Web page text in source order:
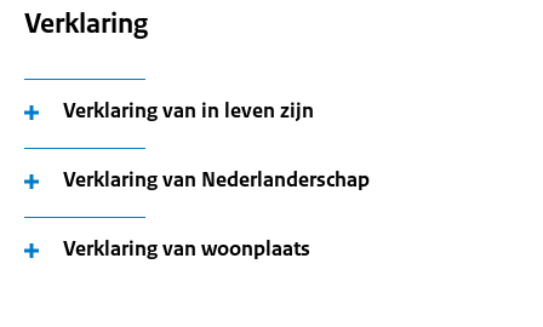
Verklaring
Verklaring van in leven zijn
Verklaring van Nederlanderschap
Verklaring van woonplaats